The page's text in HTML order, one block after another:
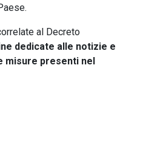
al Decreto
dedicate alle notizie e
misure presenti nel